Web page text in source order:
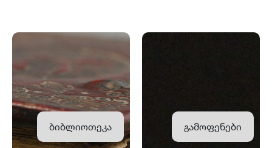
ბიბლიოთეკა გამოფენები